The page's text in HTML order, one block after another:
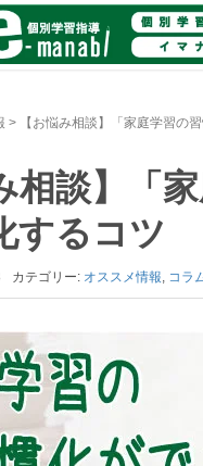
> 【お悩み相談】「家庭学習の
相談】「
するコツ
カテゴリー: オススメ情報, コラ